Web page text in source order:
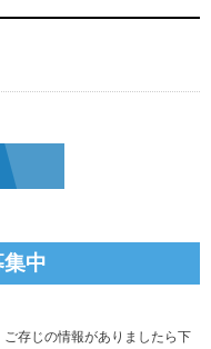
集中
存じの情報がありましたら下